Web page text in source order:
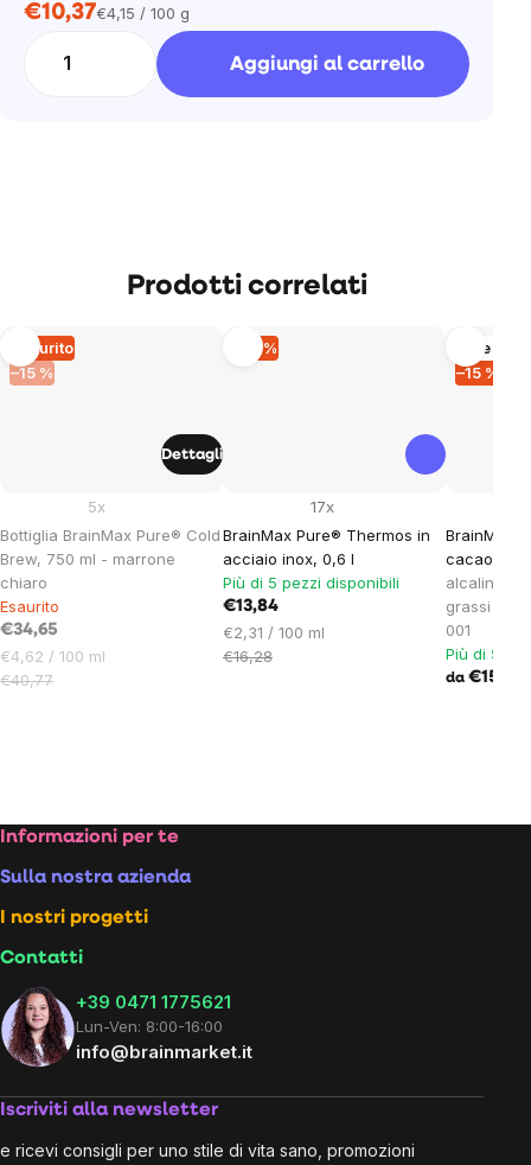
€10,37Prezzo
€4,15 / 100 g
Aggiungi al carrello
Prodotti correlati
Esaurito
–15 %
Bottiglia BrainMax Pure® Cold
Brew, 750 ml - marrone
chiaro
5x
Esaurito
€34,65
Prezzo
unitario:
€4,62 / 100 ml
€40,77
Dettagli
–14 %
BrainMax Pure® Thermos in
acciaio inox, 0,6 l
17x
Più di 5 pezzi disponibili
€13,84
Prezzo
unitario:
€2,31 / 100 ml
€16,28
–15 %
Altre
BrainMax
cacao, BIO
grassi /
001
Più di 5
da €15,57
Footer
Informazioni per te
Sulla nostra azienda
I nostri progetti
Contatti
+39 0471 1775621
Lun-Ven: 8:00-16:00
info@brainmarket.it
Iscriviti alla newsletter
e ricevi consigli per uno stile di vita sano, promozioni